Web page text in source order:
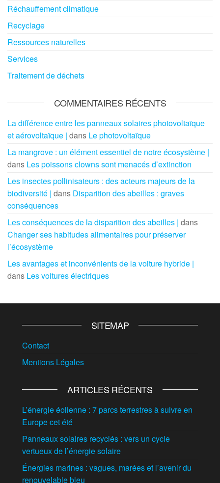
Réchauffement climatique
Recyclage
Ressources naturelles
Services
Traitement de déchets
COMMENTAIRES RÉCENTS
La différence entre les panneaux solaires photovoltaïque
et aérovoltaïque | dans Le photovoltaïque
La mangrove : un élément essentiel de notre écosystème |
dans Les poissons clowns sont menacés d’extinction
Les insectes pollinisateurs : des acteurs majeurs de la
biodiversité | dans Disparition des abeilles : graves
conséquences
Les conséquences de la disparition des abeilles | dans
Changer ses habitudes alimentaires pour préserver
l’écosystème
Les avantages et inconvénients de la voiture hybride |
dans Les voitures électriques
SITEMAP
Contact
Mentions Légales
ARTICLES RÉCENTS
L’énergie éolienne : 7 parcs terrestres à suivre en
Europe cet été
Panneaux solaires recyclés : vers un cycle
vertueux de l’énergie solaire
Énergies marines : vagues, marées et l’avenir du
renouvelable bleu